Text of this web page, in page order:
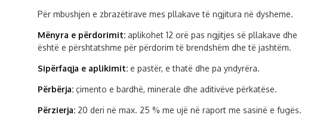
Për mbushjen e zbrazëtirave mes pllakave të ngjitura në dysheme.
Mënyra e përdorimit:aplikohet 12 orë pas ngjitjes së pllakave dhe
është e përshtatshme për përdorim të brendshëm dhe të jashtëm.
Sipërfaqja e aplikimit:e pastër, e thatë dhe pa yndyrëra.
Përbërja:çimento e bardhë, minerale dhe aditivëve përkatëse.
Përzierja:20 deri në max. 25 % me ujë në raport me sasinë e fugës.